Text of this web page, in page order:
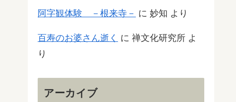
阿字観体験 －根来寺－ に 妙知 より
百寿のお婆さん逝く に 禅文化研究所 よ
り
アーカイブ